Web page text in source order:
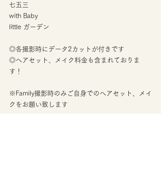
七五三
with Baby
little ガーデン
◎各撮影時にデータ2カットが付きです
◎ヘアセット、メイク料金も含まれておりま
す！
※Family撮影時のみご自身でのヘアセット、メイ
クをお願い致します